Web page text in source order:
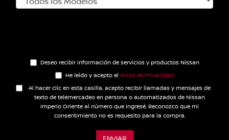
Deseo recibir información de servicios y productos Nissan
He leído y acepto el Aviso de Privacidad
Al hacer clic en esta casilla, acepto recibir llamadas y mensajes de
texto de telemercadeo en persona o automatizados de Nissan
Imperio Oriente al número que ingresé. Reconozco que mi
consentimiento no es requesito para la compra.